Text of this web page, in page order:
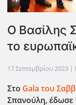
Ο Βασίλης
το
17 Σεπτεμβρίου 2023 |
Στο Gala του
Σπανούλη, έδωσε